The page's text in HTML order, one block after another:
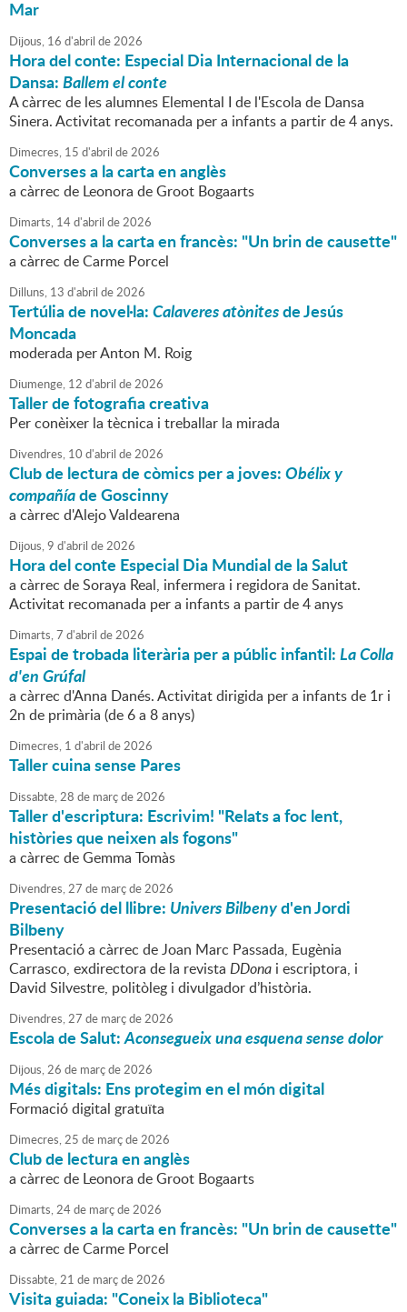
Mar
Dijous, 16 d'abril de2026
Hora del conte: Especial Dia Internacional de la
Dansa:Ballem el conte
A càrrec de les alumnes Elemental I de l'Escola de Dansa
Sinera. Activitat recomanada per a infants a partir de 4 anys.
Dimecres, 15 d'abril de2026
Converses a la carta en anglès
a càrrec de Leonora de Groot Bogaarts
Dimarts, 14d'abril de2026
Converses a la carta en francès: "Un brin de causette"
a càrrec de Carme Porcel
Dilluns, 13 d'abril de2026
Tertúlia de novel·la:Calaveres atònitesde Jesús
Moncada
moderada per Anton M. Roig
Diumenge, 12 d'abril de2026
Taller de fotografia creativa
Per conèixer la tècnica i treballar la mirada
Divendres, 10 d'abril de2026
Club de lectura de còmics per a joves:Obélix y
compañíade Goscinny
a càrrec d'Alejo Valdearena
Dijous,9 d'abril de2026
Hora del conte Especial Dia Mundial de la Salut
a càrrec de Soraya Real, infermera i regidora de Sanitat.
Activitat recomanada per a infants a partir de 4 anys
Dimarts,7 d'abril de2026
Espai de trobada literària per a públic infantil:La Colla
d'en Grúfal
a càrrec d'Anna Danés. Activitat dirigida per a infants de 1r i
2n de primària (de 6 a 8 anys)
Dimecres, 1 d'abril de2026
Taller cuina sense Pares
Dissabte,28 de marçde2026
Taller d'escriptura: Escrivim! "Relats a foc lent,
històries que neixen als fogons"
a càrrec de Gemma Tomàs
Divendres,27 de marçde2026
Presentació del llibre: Univers Bilbenyd'en Jordi
Bilbeny
Presentació a càrrec de Joan Marc Passada, Eugènia
Carrasco, exdirectora de la revista DDona i escriptora, i
David Silvestre, politòleg i divulgador d’història.
Divendres,27 de marçde2026
Escola de Salut:Aconsegueix una esquena sense dolor
Dijous,26 de marçde2026
Més digitals: Ens protegim en el món digital
Formació digital gratuïta
Dimecres,25 de marçde2026
Club de lectura en anglès
a càrrec de Leonora de Groot Bogaarts
Dimarts,24de marçde2026
Converses a la carta en francès: "Un brin de causette"
a càrrec de Carme Porcel
Dissabte,21 de marçde2026
Visita guiada: "Coneix la Biblioteca"